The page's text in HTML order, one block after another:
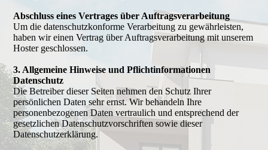
Abschluss eines Vertrages über Auftragsverarbeitung
Um die datenschutzkonforme Verarbeitung zu gewährleisten,
haben wir einen Vertrag über Auftragsverarbeitung mit unserem
Hoster geschlossen.
3. Allgemeine Hinweise und Pflichtinformationen
Datenschutz
Die Betreiber dieser Seiten nehmen den Schutz Ihrer
persönlichen Daten sehr ernst. Wir behandeln Ihre
personenbezogenen Daten vertraulich und entsprechend der
gesetzlichen Datenschutzvorschriften sowie dieser
Datenschutzerklärung.